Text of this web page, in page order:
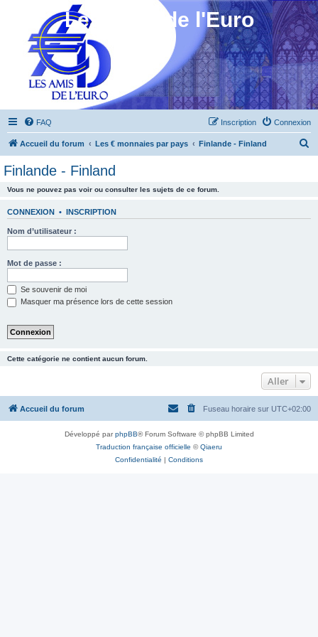
Les Amis de l'Euro
FAQ Connexion
Inscription
Accueil du forum Les € monnaies par pays Finlande - Finland
Finlande - Finland
Vous ne pouvez pas voir ou consulter les sujets de ce forum.
CONNEXION • INSCRIPTION
Nom d’utilisateur :
Mot de passe :
Se souvenir de moi
Masquer ma présence lors de cette session
Cette catégorie ne contient aucun forum.
Aller
Accueil du forum Fuseau horaire sur UTC+02:00
Développé parphpBB® Forum Software © phpBB Limited
Traduction française officielle ©Qiaeru
Confidentialité | Conditions